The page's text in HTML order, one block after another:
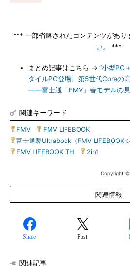
*** 一部省略されたコンテンツがあり
い。
***
まとめ記事はこちら → “小型PC
タイルPC登場、第5世代Coreの
――富士通「FMV」春モデルの
関連キーワード
FMV FMV LIFEBOOK
富士通製Ultrabook（FMV LIFEBOOKシ
FMV LIFEBOOK TH
2in1
Copyright ©
関連情報
Share Post
関連記事